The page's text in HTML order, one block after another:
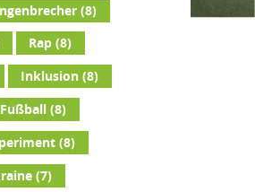
(8)
Rap (8)
Inklusion (8)
Fußball (8)
(8)
(7)